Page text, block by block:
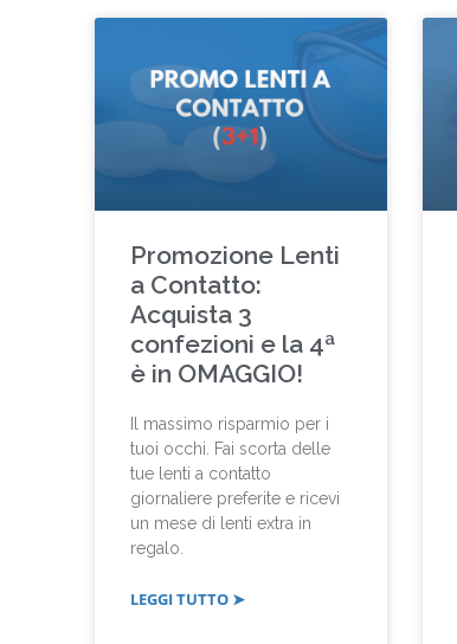
Promozione Lenti
a Contatto:
Acquista 3
confezioni e la 4ª
è in OMAGGIO!
Il massimo risparmio per i
tuoi occhi. Fai scorta delle
tue lenti a contatto
giornaliere preferite e ricevi
un mese di lenti extra in
regalo.
LEGGI TUTTO ➤